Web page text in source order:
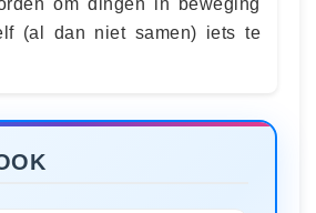
om dingen in beweging
(al dan niet samen) iets te